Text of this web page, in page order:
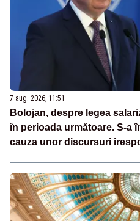
7 aug. 2026, 11:51
Bolojan, despre legea
în perioada următoare. S-a
cauza unor discursuri